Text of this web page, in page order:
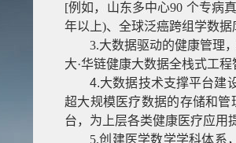
[例如，山东多中心90 个专病
年以上)、全球泛癌跨组学数据
3.大数据驱动的健康管理
大·华链健康大数据全栈式工程
4.大数据技术支撑平台建
超大规模医疗数据的存储和
台，为上层各类健康医疗应用
5.创建医学数学学科体系